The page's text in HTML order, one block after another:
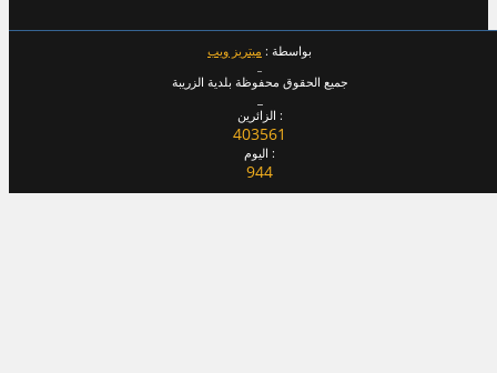
بواسطة : ميتريز ويب
جميع الحقوق محفوظة بلدية الزريبة
الزائرين :
403561
اليوم :
944